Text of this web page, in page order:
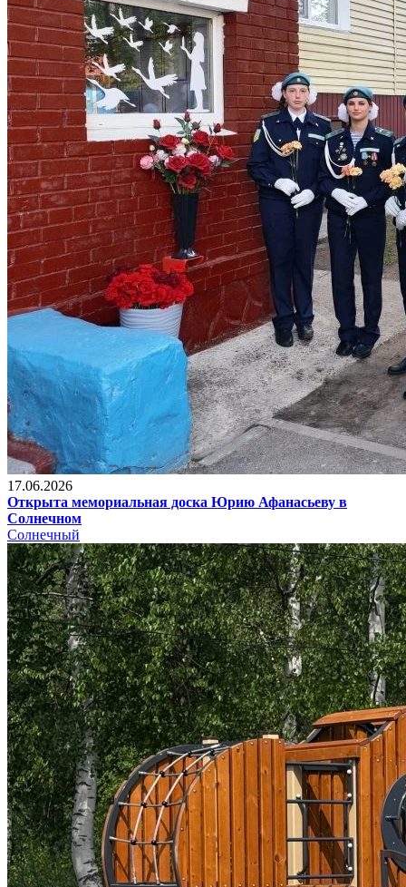
17.06.2026
Открыта мемориальная доска Юрию Афанасьеву в
Солнечном
Солнечный